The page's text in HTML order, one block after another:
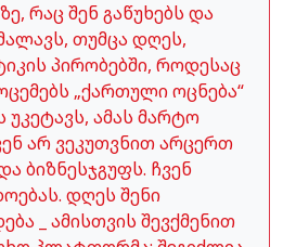
რაც შენ გაწუხებს და
თუმცა დღეს,
პირობებში, როდესაც
„ქართული ოცნება“
ამას მარტო
არ ვეკუთვნით არცერთ
ბიზნესჯგუფს. ჩვენ
დღეს შენი
_ ამისთვის შევქმენით